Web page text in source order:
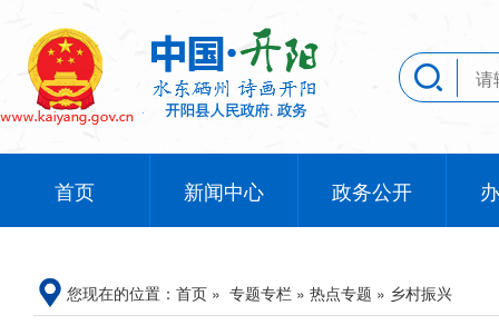
首页 新闻中心 政务公开
您现在的位置： 首页 » 专题专栏 » 热点专题 » 乡村振兴